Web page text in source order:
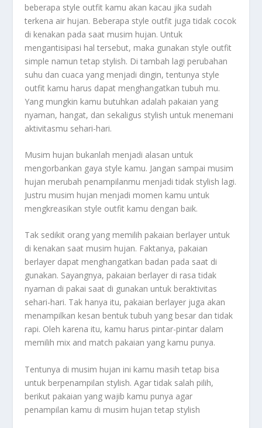
beberapa style outfit kamu akan kacau jika sudah
terkena air hujan. Beberapa style outfit juga tidak cocok
di kenakan pada saat musim hujan. Untuk
mengantisipasi hal tersebut, maka gunakan style outfit
simple namuntetap stylish. Di tambah lagi perubahan
suhu dan cuaca yang menjadi dingin, tentunya style
outfit kamu harus dapat menghangatkan tubuh mu.
Yang mungkin kamu butuhkan adalah pakaian yang
nyaman, hangat, dan sekaligus stylish untuk menemani
aktivitasmu sehari-hari.
Musim hujan bukanlah menjadi alasan untuk
mengorbankan gaya style kamu. Jangan sampai musim
hujan merubah penampilanmu menjadi tidak stylish lagi.
Justru musim hujan menjadi momen kamu untuk
mengkreasikan style outfit kamu dengan baik.
Tak sedikit orang yang memilih pakaian berlayer untuk
di kenakan saat musim hujan. Faktanya, pakaian
berlayer dapat menghangatkan badan pada saat di
gunakan. Sayangnya, pakaian berlayer di rasa tidak
nyaman di pakai saat di gunakan untuk beraktivitas
sehari-hari. Tak hanya itu, pakaian berlayer juga akan
menampilkan kesan bentuk tubuh yang besar dan tidak
rapi. Oleh karena itu, kamu harus pintar-pintar dalam
memilih mix and match pakaian yang kamu punya.
Tentunya di musim hujan ini kamu masih tetap bisa
untuk berpenampilan stylish. Agar tidak salah pilih,
berikut pakaian yang wajib kamu punya agar
penampilan kamu di musim hujantetap stylish